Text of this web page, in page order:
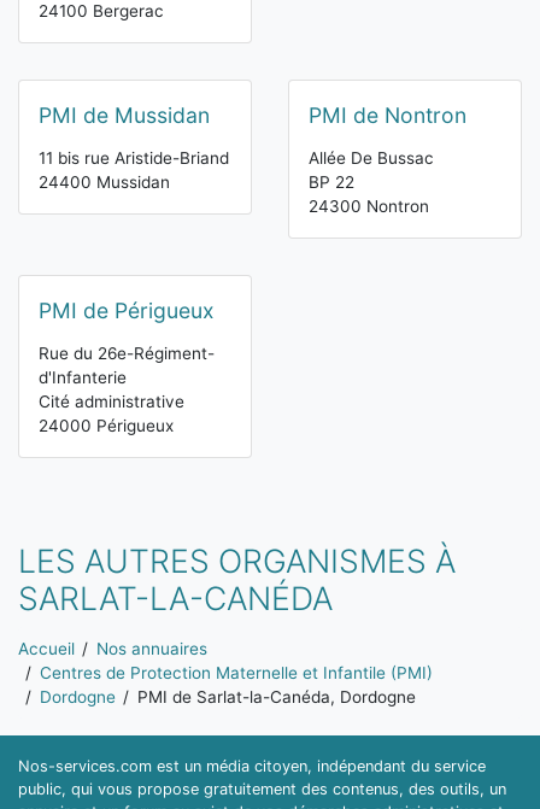
24100 Bergerac
PMI de Mussidan
11 bis rue Aristide-Briand
24400 Mussidan
PMI de Nontron
Allée De Bussac
BP 22
24300 Nontron
PMI de Périgueux
Rue du 26e-Régiment-
d'Infanterie
Cité administrative
24000 Périgueux
LES AUTRES ORGANISMES À
SARLAT-LA-CANÉDA
Vous êtes ici:
Accueil
Nos annuaires
Centres de Protection Maternelle et Infantile (PMI)
Dordogne
PMI de Sarlat-la-Canéda, Dordogne
Nos-services.com est un média citoyen, indépendant du service
public, qui vous propose gratuitement des contenus, des outils, un